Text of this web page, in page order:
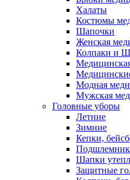
Халаты
Костюмы
Шапочки
Женская
Колпаки и
Модная
Мужская
Головные уборы
Летние
Зимние
Кепки,
Шапки
Защитные